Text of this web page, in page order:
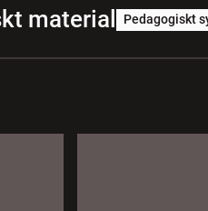
material Pedagogiskt